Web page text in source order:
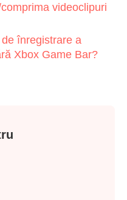
videoclipuri
înregistrare a
Xbox Game Bar?